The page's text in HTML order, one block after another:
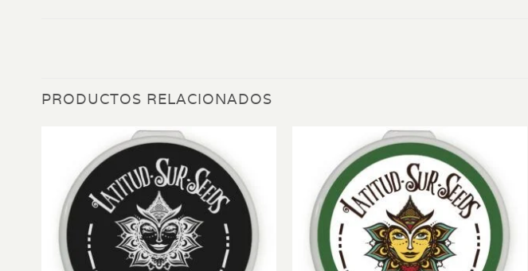
PRODUCTOS RELACIONADOS